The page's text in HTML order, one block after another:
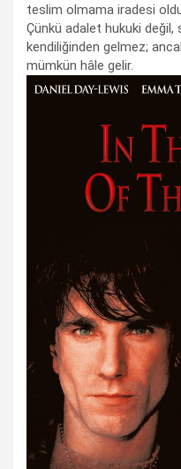
teslim olmama iradesi
Çünkü adalet hukuki
kendiliğinden gelmez;
mümkün hâle gelir.